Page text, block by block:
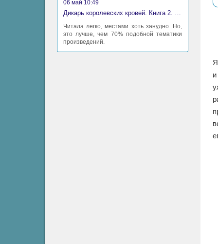
06 май 10:49
Дикарь королевских кровей. Книга 2. Леди-фаворитка - Анна Сергеевна Гаврилова
Читала легко, местами хоть занудно. Но,
это лучше, чем 70% подобной тематики
произведений.